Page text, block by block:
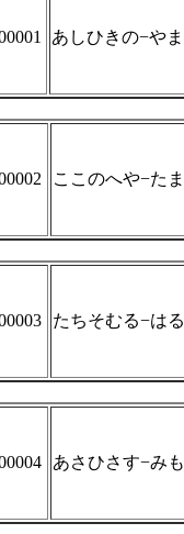
あしひきの−や
ここのへや−た
たちそむる−は
あさひさす−み